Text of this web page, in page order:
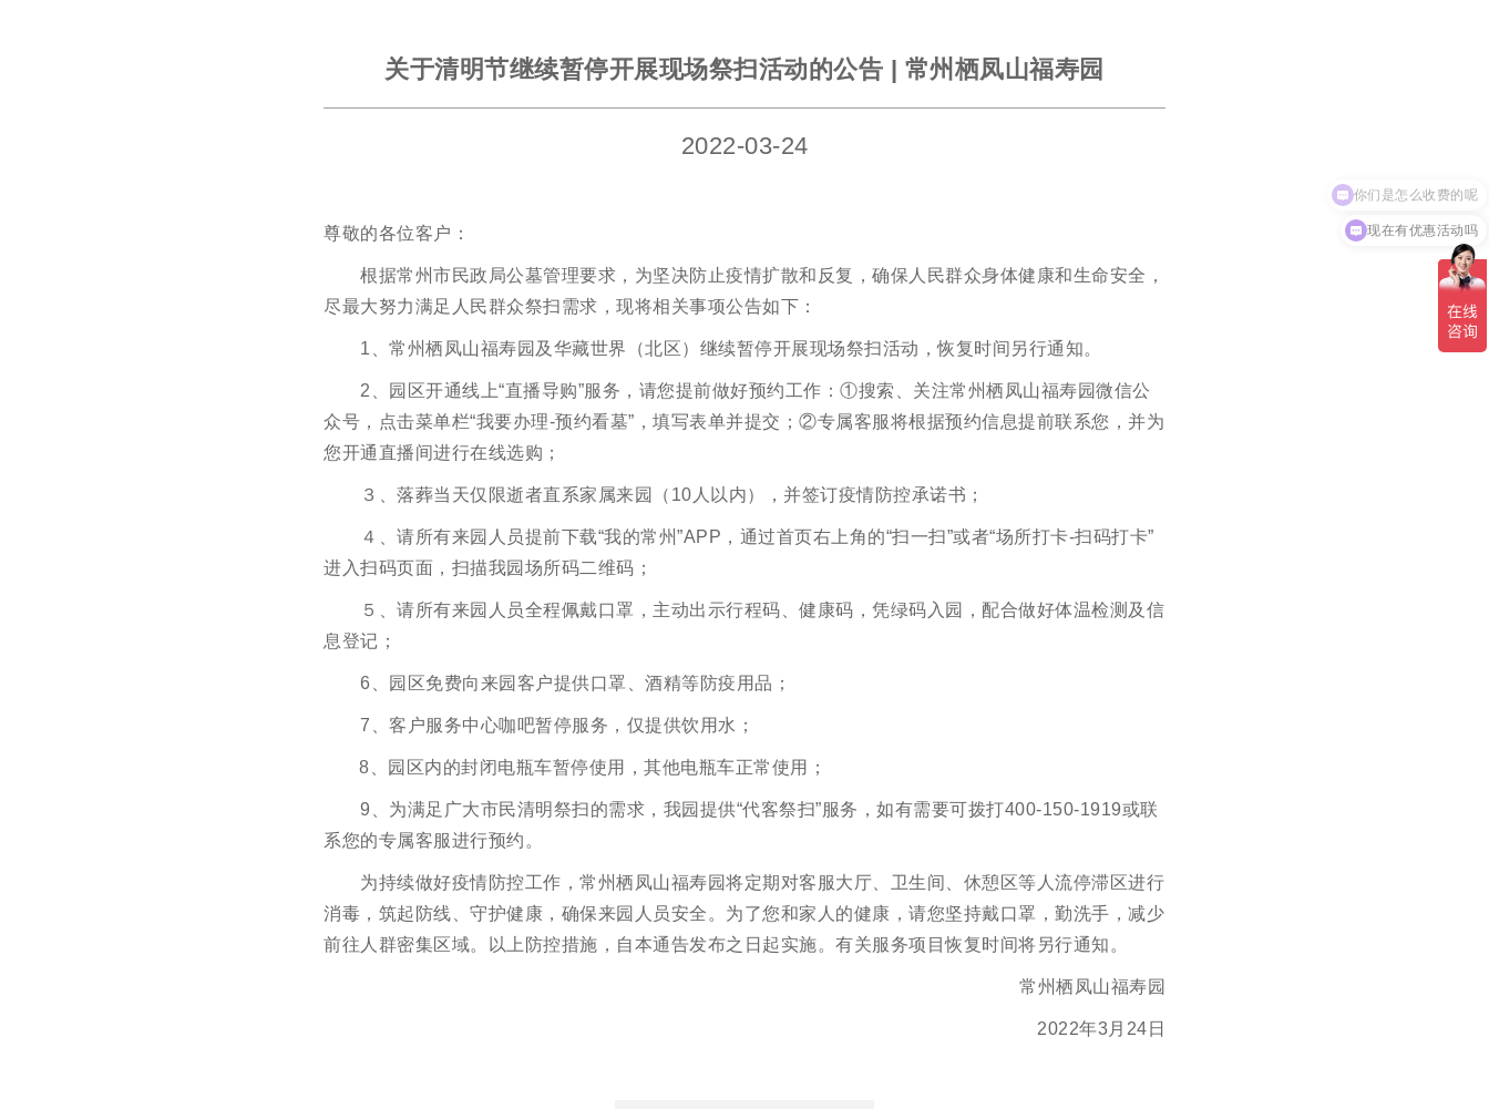
关于清明节继续暂停开展现场祭扫活动的公告 | 常州栖凤山福寿园
2022-03-24
尊敬的各位客户：
根据常州市民政局公墓管理要求，为坚决防止疫情扩散和反复，确保人民群众身体健康和生命安全，
尽最大努力满足人民群众祭扫需求，现将相关事项公告如下：
1、常州栖凤山福寿园及华藏世界（北区）继续暂停开展现场祭扫活动，恢复时间另行通知。
2、园区开通线上“直播导购”服务，请您提前做好预约工作：①搜索、关注常州栖凤山福寿园微信公
众号，点击菜单栏“我要办理-预约看墓”，填写表单并提交；②专属客服将根据预约信息提前联系您，并为
您开通直播间进行在线选购；
３、落葬当天仅限逝者直系家属来园（10人以内），并签订疫情防控承诺书；
４、请所有来园人员提前下载“我的常州”APP，通过首页右上角的“扫一扫”或者“场所打卡-扫码打卡”
进入扫码页面，扫描我园场所码二维码；
５、请所有来园人员全程佩戴口罩，主动出示行程码、健康码，凭绿码入园，配合做好体温检测及信
息登记；
6、园区免费向来园客户提供口罩、酒精等防疫用品；
7、客户服务中心咖吧暂停服务，仅提供饮用水；
空白8、园区内的封闭电瓶车暂停使用，其他电瓶车正常使用；
9、为满足广大市民清明祭扫的需求，我园提供“代客祭扫”服务，如有需要可拨打400-150-1919或联
系您的专属客服进行预约。
为持续做好疫情防控工作，常州栖凤山福寿园将定期对客服大厅、卫生间、休憩区等人流停滞区进行
消毒，筑起防线、守护健康，确保来园人员安全。为了您和家人的健康，请您坚持戴口罩，勤洗手，减少
前往人群密集区域。以上防控措施，自本通告发布之日起实施。有关服务项目恢复时间将另行通知。
常州栖凤山福寿园
2022年3月24日
现在有优惠活动吗